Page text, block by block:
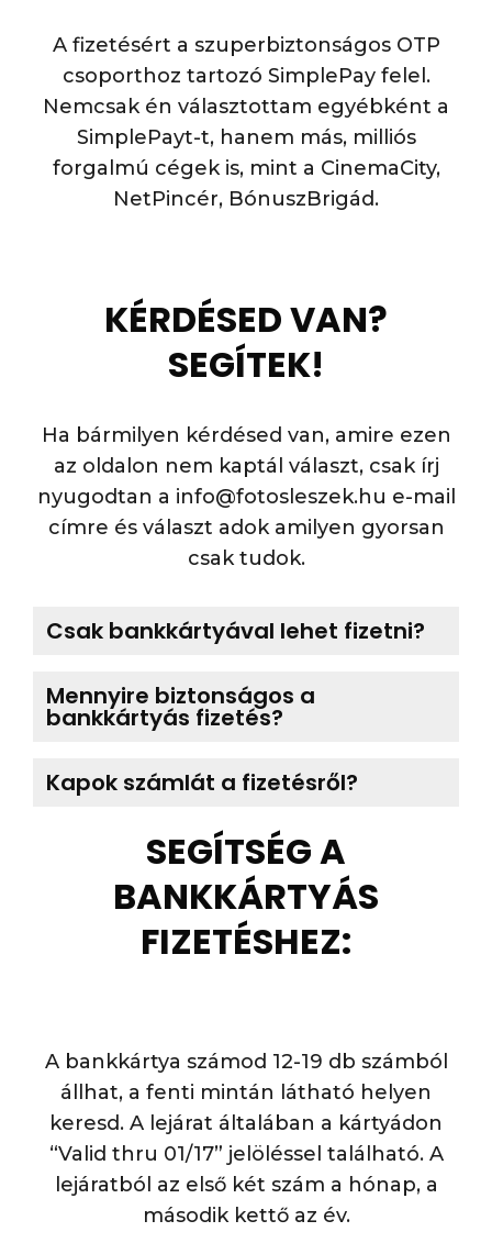
A fizetésért a szuperbiztonságos OTP
csoporthoz tartozó SimplePay felel.
Nemcsak én választottam egyébként a
SimplePayt-t, hanem más, milliós
forgalmú cégek is, mint a CinemaCity,
NetPincér, BónuszBrigád.
KÉRDÉSED VAN?
SEGÍTEK!
Ha bármilyen kérdésed van, amire ezen
az oldalon nem kaptál választ, csak írj
nyugodtan a info@fotosleszek.hu e-mail
címre és választ adok amilyen gyorsan
csak tudok.
Csak bankkártyával lehet fizetni?
Mennyire biztonságos a
bankkártyás fizetés?
Kapok számlát a fizetésről?
SEGÍTSÉG A
BANKKÁRTYÁS
FIZETÉSHEZ:
A bankkártya számod 12-19 db számból
állhat, a fenti mintán látható helyen
keresd. A lejárat általában a kártyádon
“Valid thru 01/17” jelöléssel található. A
lejáratból az első két szám a hónap, a
második kettő az év.